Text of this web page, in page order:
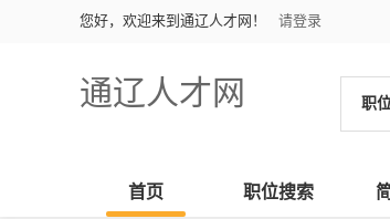
您好，欢迎来到通辽人才网！ 请登录
通辽人才网 职
首页 职位搜索